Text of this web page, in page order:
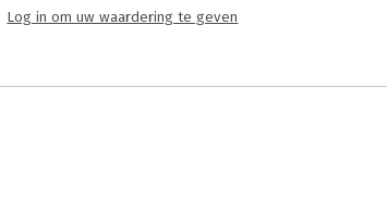
Log in om uw waardering te geven